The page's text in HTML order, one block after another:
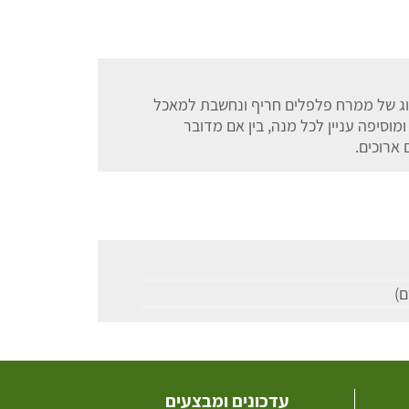
של ממרח פלפלים חריף ונחשבת למאכל
עניין לכל מנה, בין אם מדובר
ארוכים.
עדכונים ומבצעים